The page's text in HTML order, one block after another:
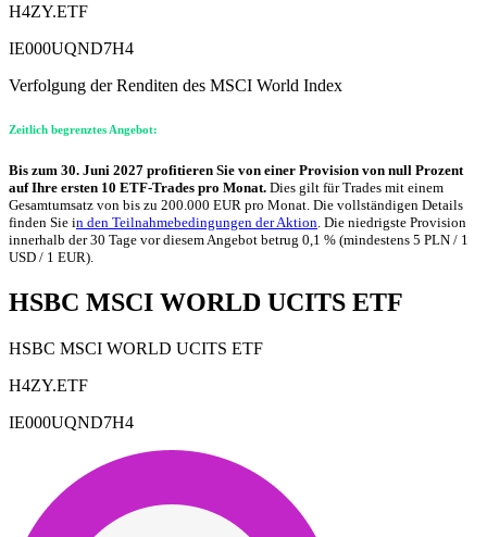
H4ZY.ETF
IE000UQND7H4
Verfolgung der Renditen des MSCI World Index
Zeitlich begrenztes Angebot:
Bis zum 30. Juni 2027 profitieren Sie von einer Provision von null Prozent
auf Ihre ersten 10 ETF-Trades pro Monat. Dies gilt für Trades mit einem
Gesamtumsatz von bis zu 200.000 EUR pro Monat. Die vollständigen Details
finden Sie in den Teilnahmebedingungen der Aktion. Die niedrigste Provision
innerhalb der 30 Tage vor diesem Angebot betrug 0,1 % (mindestens 5 PLN / 1
USD / 1 EUR).
HSBC MSCI WORLD UCITS ETF
HSBC MSCI WORLD UCITS ETF
H4ZY.ETF
IE000UQND7H4